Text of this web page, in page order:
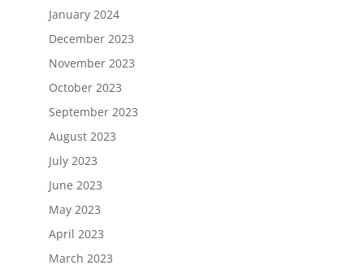
January 2024
December 2023
November 2023
October 2023
September 2023
August 2023
July 2023
June 2023
May 2023
April 2023
March 2023